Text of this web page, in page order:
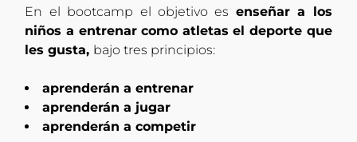
En el bootcamp el objetivo es enseñar a los
niños a entrenar como atletas el deporte que
les gusta, bajo tres principios:
aprenderán a entrenar
aprenderán a jugar
aprenderán a competir